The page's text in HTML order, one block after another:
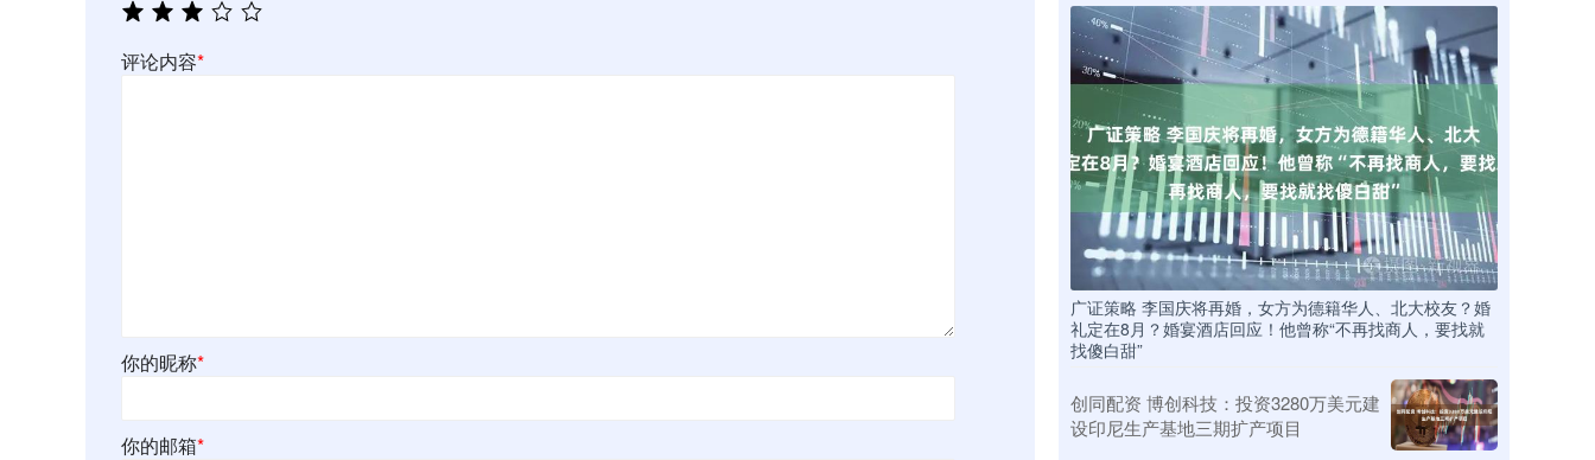
评论内容*
你的昵称*
你的邮箱*
广证策略 李国庆将再婚，女方为德籍华人、北大校友？婚
礼定在8月？婚宴酒店回应！他曾称“不再找商人，要找就
找傻白甜”
创同配资 博创科技：投资3280万美元建
设印尼生产基地三期扩产项目